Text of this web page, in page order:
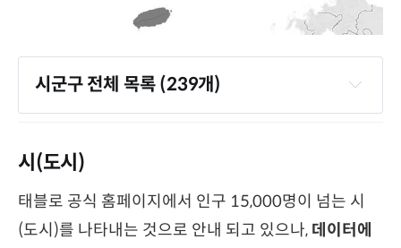
시군구 전체 목록 (239개)
시(도시)
태블로 공식 홈페이지에서 인구 15,000명이 넘는 시
(도시)를 나타내는 것으로 안내 되고 있으나, 데이터에